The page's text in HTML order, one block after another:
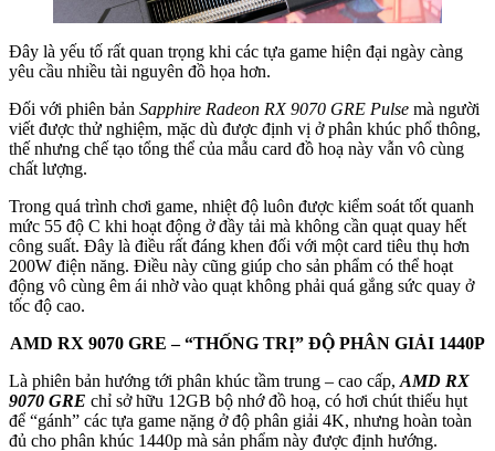
Đây là yếu tố rất quan trọng khi các tựa game hiện đại ngày càng
yêu cầu nhiều tài nguyên đồ họa hơn.
Đối với phiên bản Sapphire Radeon RX 9070 GRE Pulse mà người
viết được thử nghiệm, mặc dù được định vị ở phân khúc phổ thông,
thế nhưng chế tạo tổng thể của mẫu card đồ hoạ này vẫn vô cùng
chất lượng.
Trong quá trình chơi game, nhiệt độ luôn được kiểm soát tốt quanh
mức 55 độ C khi hoạt động ở đầy tải mà không cần quạt quay hết
công suất. Đây là điều rất đáng khen đối với một card tiêu thụ hơn
200W điện năng. Điều này cũng giúp cho sản phẩm có thể hoạt
động vô cùng êm ái nhờ vào quạt không phải quá gắng sức quay ở
tốc độ cao.
AMD RX 9070 GRE – “THỐNG TRỊ” ĐỘ PHÂN GIẢI 1440P
Là phiên bản hướng tới phân khúc tầm trung – cao cấp, AMD RX
9070 GRE chỉ sở hữu 12GB bộ nhớ đồ hoạ, có hơi chút thiếu hụt
để “gánh” các tựa game nặng ở độ phân giải 4K, nhưng hoàn toàn
đủ cho phân khúc 1440p mà sản phẩm này được định hướng.